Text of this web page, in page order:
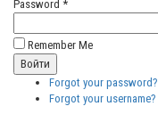
Password *
Remember Me
Forgot your password?
Forgot your username?